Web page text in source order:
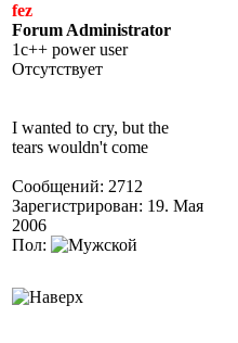
fez
Forum Administrator
1c++ power user
Отсутствует
I wanted to cry, but the
tears wouldn't come
Сообщений: 2712
Зарегистрирован: 19. Мая
2006
Пол: